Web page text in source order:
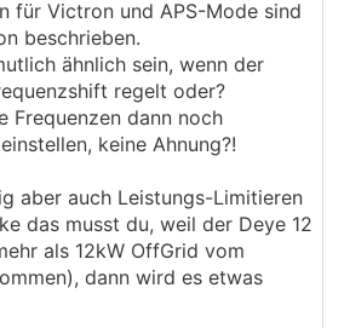
muss die Victron 1:1
werden.
Wechselrichter
Gerät jeden einzeln über
und auswerten.
muss Modbus-TCP
für Victron und APS-Mode sind
beschrieben.
ähnlich sein, wenn der
regelt oder?
Frequenzen dann noch
keine Ahnung?!
aber auch Leistungs-Limitieren
das musst du, weil der Deye 12
als 12kW OffGrid vom
dann wird es etwas